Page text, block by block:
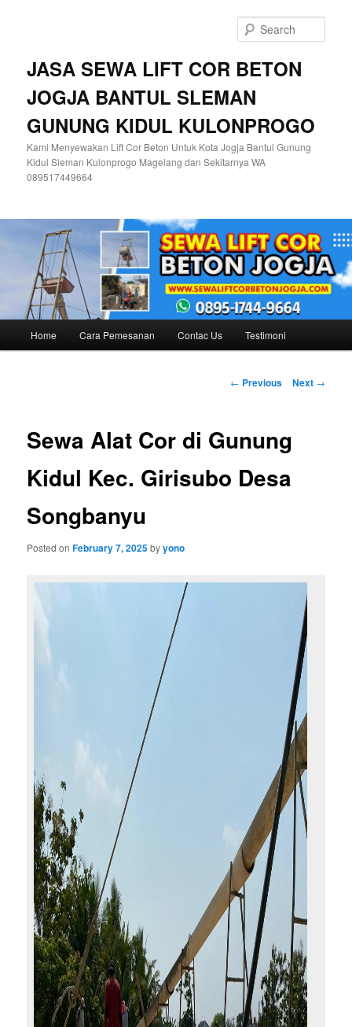
JASA SEWA LIFT COR BETON
JOGJA BANTUL SLEMAN
GUNUNG KIDUL KULONPROGO
Kami Menyewakan Lift Cor Beton Untuk Kota Jogja Bantul Gunung
Kidul Sleman Kulonprogo Magelang dan Sekitarnya WA
089517449664
Home Cara Pemesanan Contac Us Testimoni
Post
← Previous Next →
Sewa Alat Cor di Gunung
Kidul Kec. Girisubo Desa
Songbanyu
Posted onFebruary 7, 2025byyono